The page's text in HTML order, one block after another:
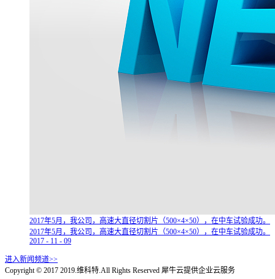
2017年5月，我公司，高速大直径切割片（500×4×50），在中车试验成功。
2017年5月，我公司，高速大直径切割片（500×4×50），在中车试验成功。
2017 - 11 - 09
进入新闻频道>>
Copyright © 2017 2019.维科特.All Rights Reserved 犀牛云提供企业云服务